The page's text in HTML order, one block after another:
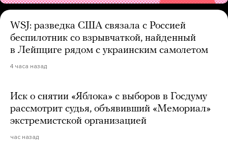
WSJ: разведка США связала с Россией
беспилотник со взрывчаткой, найденный
в Лейпциге рядом с украинским самолетом
4 часа назад
Иск о снятии «Яблока» с выборов в Госдуму
рассмотрит судья, объявивший «Мемориал»
экстремистской организацией
час назад